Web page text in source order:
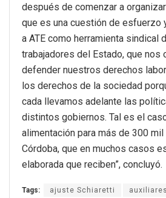
después de comenzar a
que es una cuestión de esfuerzo
a ATE como herramienta sindical
trabajadores del Estado, que nos
defender nuestros derechos
los derechos de la sociedad
cada llevamos adelante las
distintos gobiernos. Tal es el
alimentación para más de 300
Córdoba, que en muchos casos
elaborada que reciben”, concluyó.
Tags: ajuste Schiaretti